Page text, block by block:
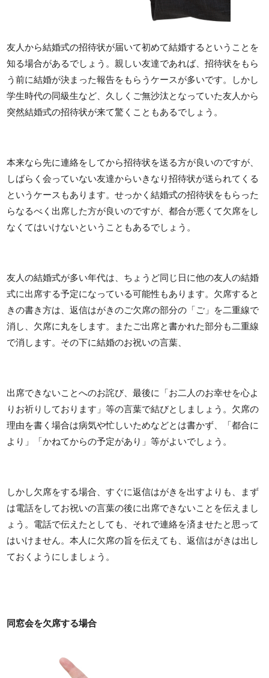
友人から結婚式の招待状が届いて初めて結婚するということを
知る場合があるでしょう。親しい友達であれば、招待状をもら
う前に結婚が決まった報告をもらうケースが多いです。しかし
学生時代の同級生など、久しくご無沙汰となっていた友人から
突然結婚式の招待状が来て驚くこともあるでしょう。
本来なら先に連絡をしてから招待状を送る方が良いのですが、
しばらく会っていない友達からいきなり招待状が送られてくる
というケースもあります。せっかく結婚式の招待状をもらった
らなるべく出席した方が良いのですが、都合が悪くて欠席をし
なくてはいけないということもあるでしょう。
友人の結婚式が多い年代は、ちょうど同じ日に他の友人の結婚
式に出席する予定になっている可能性もあります。欠席すると
きの書き方は、返信はがきのご欠席の部分の「ご」を二重線で
消し、欠席に丸をします。またご出席と書かれた部分も二重線
で消します。その下に結婚のお祝いの言葉、
出席できないことへのお詫び、最後に「お二人のお幸せを心よ
りお祈りしております」等の言葉で結びとしましょう。欠席の
理由を書く場合は病気や忙しいためなどとは書かず、「都合に
より」「かねてからの予定があり」等がよいでしょう。
しかし欠席をする場合、すぐに返信はがきを出すよりも、まず
は電話をしてお祝いの言葉の後に出席できないことを伝えまし
ょう。電話で伝えたとしても、それで連絡を済ませたと思って
はいけません。本人に欠席の旨を伝えても、返信はがきは出し
ておくようにしましょう。
同窓会を欠席する場合